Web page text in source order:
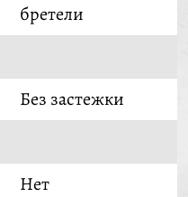
бретели
Без застежки
Нет